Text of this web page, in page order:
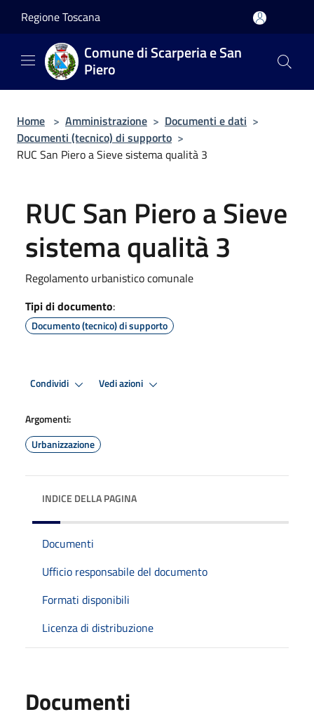
Regione Toscana
Comune di Scarperia e San
Piero
Home > Amministrazione > Documenti e dati >
Documenti (tecnico) di supporto >
RUC San Piero a Sieve sistema qualità 3
RUC San Piero a Sieve
sistema qualità 3
Regolamento urbanistico comunale
Tipi di documento:
Documento (tecnico) di supporto
Condividi Vedi azioni
Argomenti:
Urbanizzazione
INDICE DELLA PAGINA
Documenti
Ufficio responsabile del documento
Formati disponibili
Licenza di distribuzione
Documenti